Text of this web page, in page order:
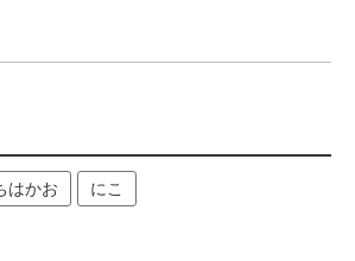
はかお にこ